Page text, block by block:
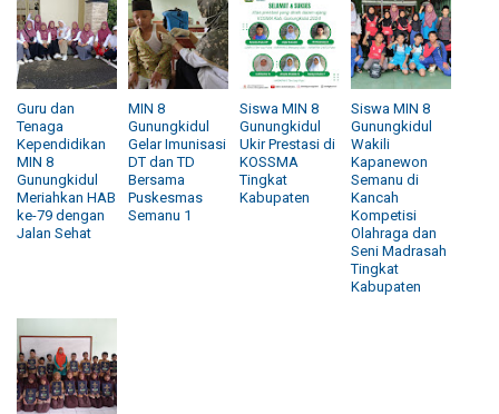
Guru dan
Tenaga
Kependidikan
MIN 8
Gunungkidul
Meriahkan HAB
ke-79 dengan
Jalan Sehat
MIN 8
Gunungkidul
Gelar Imunisasi
DT dan TD
Bersama
Puskesmas
Semanu 1
Siswa MIN 8
Gunungkidul
Ukir Prestasi di
KOSSMA
Tingkat
Kabupaten
Siswa MIN 8
Gunungkidul
Wakili
Kapanewon
Semanu di
Kancah
Kompetisi
Olahraga dan
Seni Madrasah
Tingkat
Kabupaten